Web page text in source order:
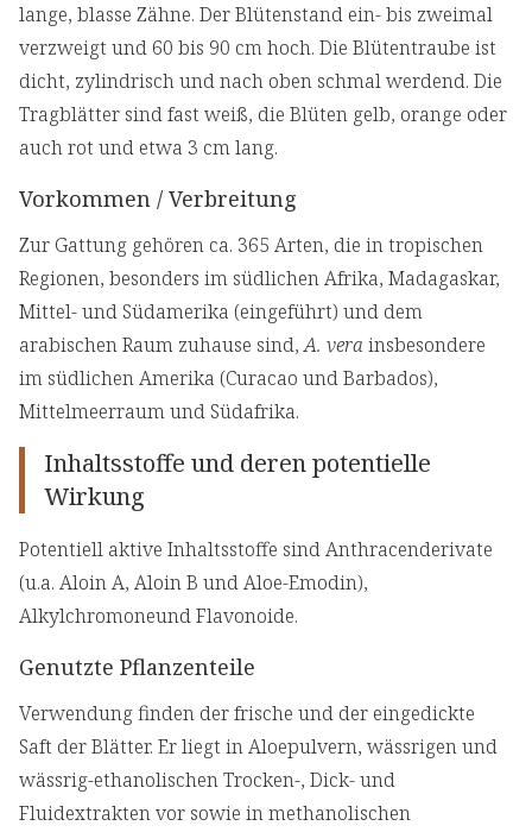
lange, blasse Zähne. Der Blütenstand ein- bis zweimal
verzweigt und 60 bis 90 cm hoch. Die Blütentraube ist
dicht, zylindrisch und nach oben schmal werdend. Die
Tragblätter sind fast weiß, die Blüten gelb, orange oder
auch rot und etwa 3 cm lang.
Vorkommen / Verbreitung
Zur Gattung gehören ca. 365 Arten, die in tropischen
Regionen, besonders im südlichen Afrika, Madagaskar,
Mittel- und Südamerika (eingeführt) und dem
arabischen Raum zuhause sind,A. verainsbesondere
im südlichen Amerika (Curacao und Barbados),
Mittelmeerraum und Südafrika.
Inhaltsstoffe und deren potentielle
Wirkung
Potentiell aktive Inhaltsstoffe sind Anthracenderivate
(u.a. Aloin A, Aloin B und Aloe-Emodin),
Alkylchromoneund Flavonoide.
Genutzte Pflanzenteile
Verwendung finden der frische und der eingedickte
Saft der Blätter. Er liegt in Aloepulvern, wässrigen und
wässrig-ethanolischen Trocken-, Dick- und
Fluidextrakten vor sowie in methanolischen